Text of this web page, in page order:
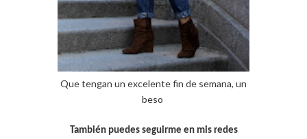
Que tengan un excelente fin de semana, un
beso
También puedes seguirme en mis redes